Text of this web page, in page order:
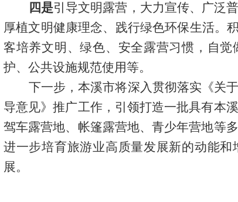
四是引导文明露营，大力宣传、广泛
厚植文明健康理念、践行绿色环保生活。
客培养文明、绿色、安全露营习惯，自
护、公共设施规范使用等。
下一步，本溪市将深入贯彻落实 《关
导意见》推广工作，引领打造一批具有本溪
驾车露营地、帐篷露营地、青少年营地等
进一步培育旅游业高质量发展新的动能
展。